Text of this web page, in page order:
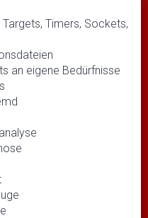
Timers, Sockets,
an eigene Bedürfnisse